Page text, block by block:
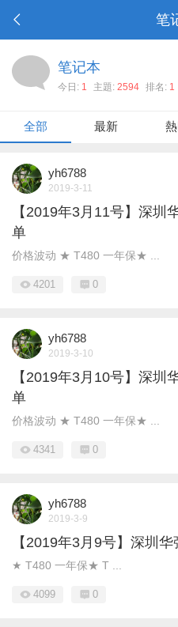
笔
笔记本
今日: 1 主題: 2594 排名: 1
全部 最新
yh6788
2019-3-11
【2019年3月11号】深圳
单
价格波动 ★ T480 一年保★ ...
4201 0
yh6788
2019-3-10
【2019年3月10号】深圳
单
价格波动 ★ T480 一年保★ ...
4341 0
yh6788
2019-3-9
【2019年3月9号】深圳
★ T480 一年保★ T ...
4099 0